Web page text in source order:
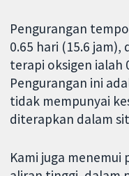
Pengurangan
0.65 hari (15.6
terapi oksigen ialah
Pengurangan ini
tidak mempunyai
diterapkan dalam
Kami juga